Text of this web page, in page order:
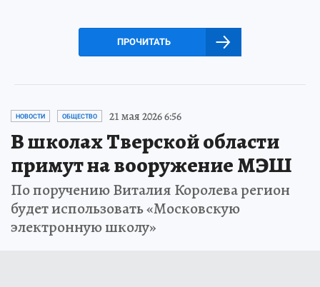
ПРОЧИТАТЬ
НОВОСТИ ОБЩЕСТВО 21 мая 2026 6:56
В школах Тверской области
примут на вооружение МЭШ
По поручению Виталия Королева регион
будет использовать «Московскую
электронную школу»